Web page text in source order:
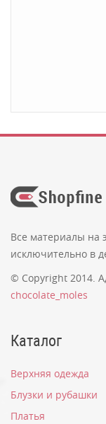
Все материалы на
исключительно в
© Copyright 2014.
chocolate_moles
Каталог
Верхняя одежда
Блузки и рубашки
Платья